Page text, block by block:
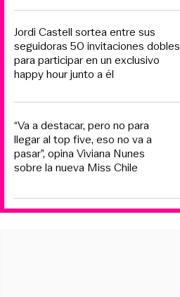
Jordi Castell sortea entre sus
seguidoras 50 invitaciones dobles
para participar en un exclusivo
happy hour junto a él
“Va a destacar, pero no para
llegar al top five, eso no va a
pasar”, opina Viviana Nunes
sobre la nueva Miss Chile